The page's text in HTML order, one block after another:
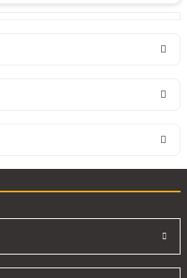
noktaları öneri formunu
görüntülenemiyor.